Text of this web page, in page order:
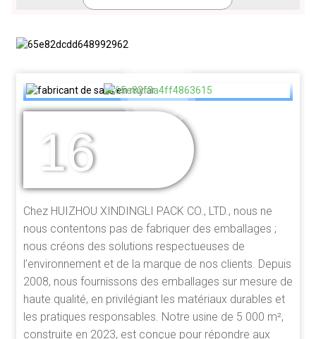
16
Chez HUIZHOU XINDINGLI PACK CO., LTD., nous ne
nous contentons pas de fabriquer des emballages ;
nous créons des solutions respectueuses de
l’environnement et de la marque de nos clients. Depuis
2008, nous fournissons des emballages sur mesure de
haute qualité, en privilégiant les matériaux durables et
les pratiques responsables. Notre usine de 5 000 m²,
construite en 2023, est conçue pour répondre aux